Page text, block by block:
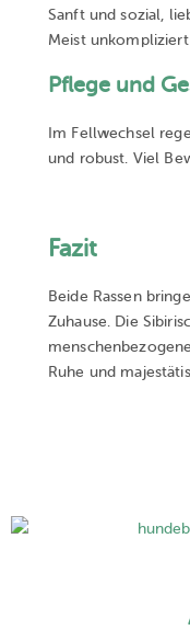
Sanft und sozial,
Meist
Pflege und
Im Fellwechsel
und robust. Viel
Fazit
Beide Rassen
Zuhause. Die
Ruhe und